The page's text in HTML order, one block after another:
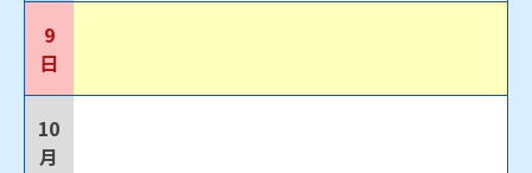
9
日
10
月